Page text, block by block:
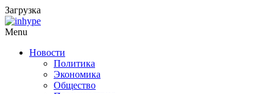
Загрузка
Menu
Новости
Политика
Экономика
Общество